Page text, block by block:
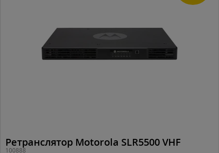
Ретранслятор Motorola SLR5500 VHF
100888